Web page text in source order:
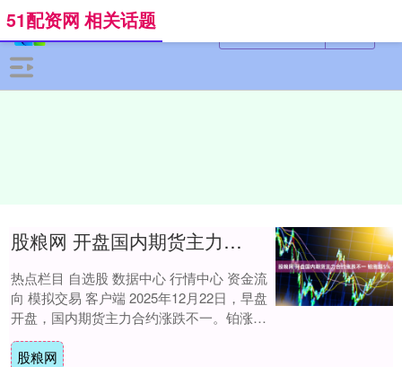
51配资网 相关话题
股粮网 开盘国内期货主力合约涨跌不一 铂涨超5%
热点栏目 自选股 数据中心 行情中心 资金流
向 模拟交易 客户端 2025年12月22日，早盘
开盘，国内期货主力合约涨跌不一。铂涨超
5%，钯涨近5%，PX0>对....
股粮网